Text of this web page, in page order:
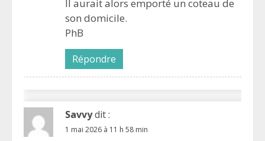
Il aurait alors emporté un coteau de
son domicile.
PhB
Répondre
Savvydit :
1 mai 2026 à 11 h 58 min